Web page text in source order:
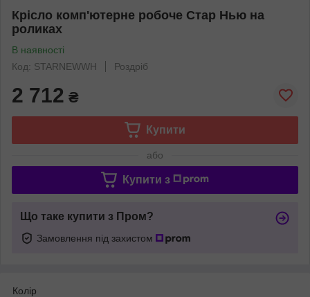
Крісло комп'ютерне робоче Стар Нью на
роликах
В наявності
Код: STARNEWWH
Роздріб
2 712 ₴
Купити
або
Купити з
Що таке купити з Пром?
Замовлення під захистом
Колір